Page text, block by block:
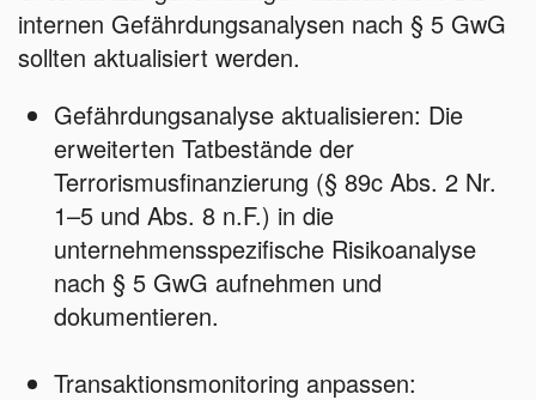
internen Gefährdungsanalysen nach § 5 GwG
sollten aktualisiert werden.
Gefährdungsanalyse aktualisieren: Die
erweiterten Tatbestände der
Terrorismusfinanzierung (§ 89c Abs. 2 Nr.
1–5 und Abs. 8 n.F.) in die
unternehmensspezifische Risikoanalyse
nach § 5 GwG aufnehmen und
dokumentieren.
Transaktionsmonitoring anpassen: